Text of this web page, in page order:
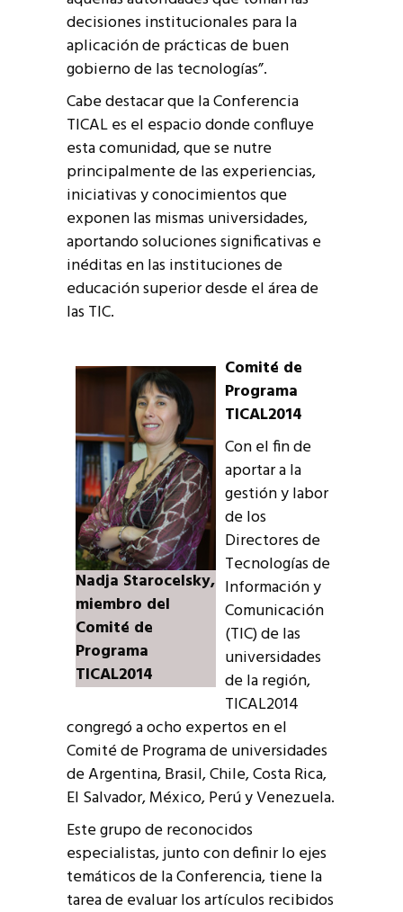
decisiones institucionales para la
aplicación de prácticas de buen
gobierno de las tecnologías”.
Cabe destacar que la Conferencia
TICAL es el espacio donde confluye
esta comunidad, que se nutre
principalmente de las experiencias,
iniciativas y conocimientos que
exponen las mismas universidades,
aportando soluciones significativas e
inéditas en las instituciones de
educación superior desde el área de
las TIC.
Nadja Starocelsky,
miembro del
Comité de
Programa
TICAL2014
Comité de
Programa
TICAL2014
Con el fin de
aportar a la
gestión y labor
de los
Directores de
Tecnologías de
Información y
Comunicación
(TIC) de las
universidades
de la región,
TICAL2014
congregó a ocho expertos en el
Comité de Programa de universidades
de Argentina, Brasil, Chile, Costa Rica,
El Salvador, México, Perú y Venezuela.
Este grupo de reconocidos
especialistas, junto con definir lo ejes
temáticos de la Conferencia, tiene la
tarea de evaluar los artículos recibidos